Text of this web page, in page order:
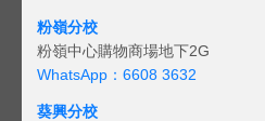
粉嶺分校
粉嶺中心購物商場地下2G
WhatsApp：6608 3632
葵興分校